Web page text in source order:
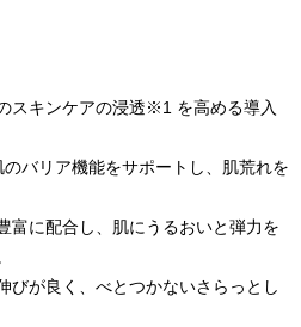
スキンケアの浸透※1 を高める導入
バリア機能をサポートし、肌荒れを
富に配合し、肌にうるおいと弾力を
びが良く、べとつかないさらっとし